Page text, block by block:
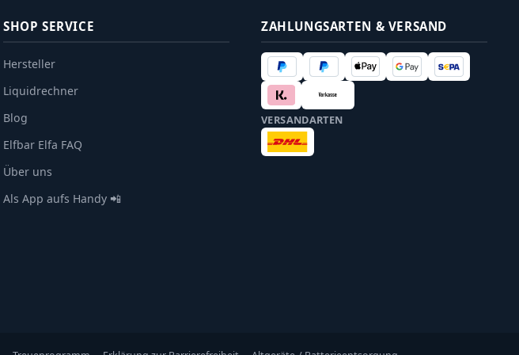
SHOP SERVICE
Hersteller
Liquidrechner
Blog
Elfbar Elfa FAQ
Über uns
Als App aufs Handy 📲
ZAHLUNGSARTEN & VERSAND
VERSANDARTEN